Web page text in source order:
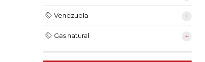
Venezuela
Gas natural